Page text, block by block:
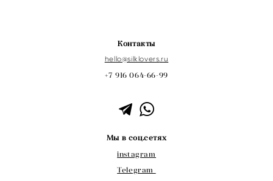
Контакты
hello@silklovers.ru
+7 916 064-66-99
Мы в соц.сетях
instagram
Telegram